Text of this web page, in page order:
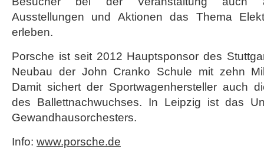
Ausstellungen und Aktionen das Thema
erleben.
Porsche ist seit 2012 Hauptsponsor des
Neubau der John Cranko Schule mit zehn
Damit sichert der Sportwagenhersteller auch
des Ballettnachwuchses. In Leipzig ist das
Gewandhausorchesters.
Info: www.porsche.de